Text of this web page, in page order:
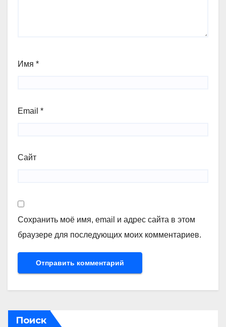
Имя *
Email *
Сайт
Сохранить моё имя, email и адрес сайта в этом
браузере для последующих моих комментариев.
Поиск